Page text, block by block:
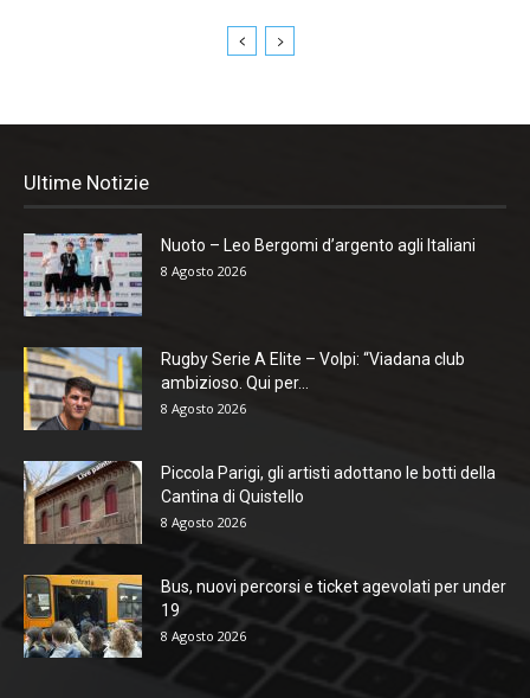
Ultime Notizie
Nuoto – Leo Bergomi d’argento agli Italiani
8 Agosto 2026
Rugby Serie A Elite – Volpi: “Viadana club
ambizioso. Qui per...
8 Agosto 2026
Piccola Parigi, gli artisti adottano le botti della
Cantina di Quistello
8 Agosto 2026
Bus, nuovi percorsi e ticket agevolati per under
19
8 Agosto 2026